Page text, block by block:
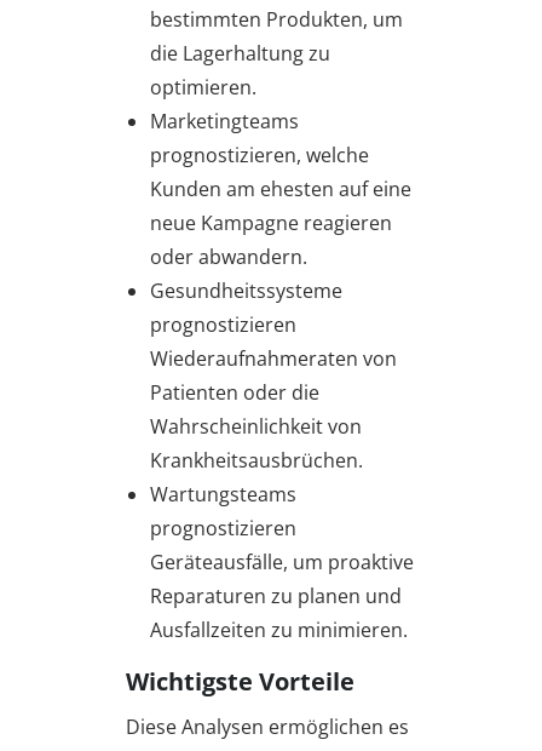
bestimmten Produkten, um
die Lagerhaltung zu
optimieren.
Marketingteams
prognostizieren, welche
Kunden am ehesten auf eine
neue Kampagne reagieren
oder abwandern.
Gesundheitssysteme
prognostizieren
Wiederaufnahmeraten von
Patienten oder die
Wahrscheinlichkeit von
Krankheitsausbrüchen.
Wartungsteams
prognostizieren
Geräteausfälle, um proaktive
Reparaturen zu planen und
Ausfallzeiten zu minimieren.
Wichtigste Vorteile
Diese Analysen ermöglichen es